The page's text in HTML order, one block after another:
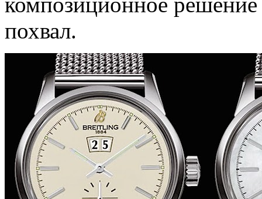
похвал.